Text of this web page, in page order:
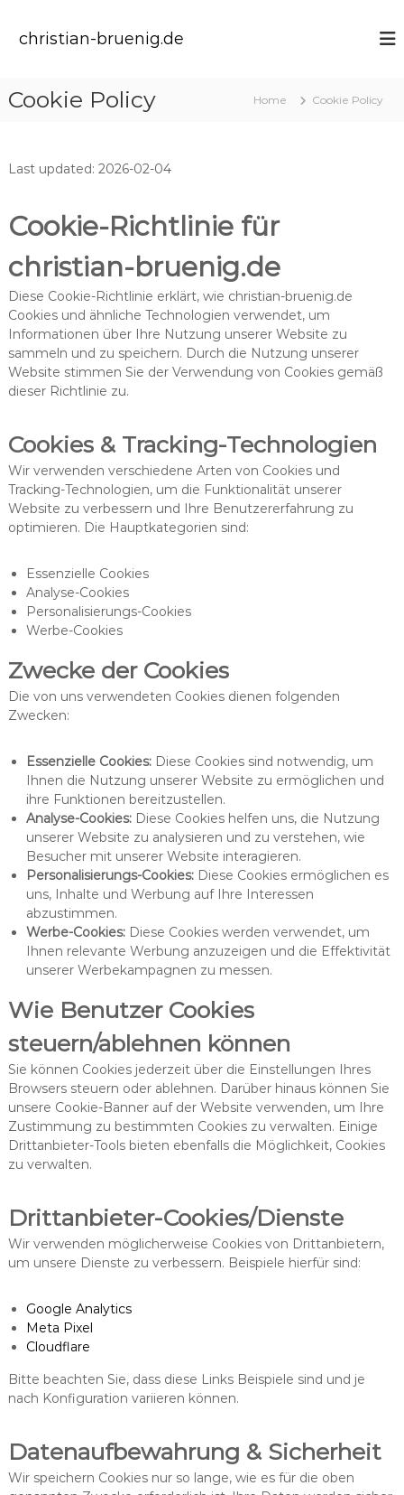
christian-bruenig.de
Cookie Policy Home Cookie Policy
Last updated: 2026-02-04
Cookie-Richtlinie für
christian-bruenig.de
Diese Cookie-Richtlinie erklärt, wie christian-bruenig.de
Cookies und ähnliche Technologien verwendet, um
Informationen über Ihre Nutzung unserer Website zu
sammeln und zu speichern. Durch die Nutzung unserer
Website stimmen Sie der Verwendung von Cookies gemäß
dieser Richtlinie zu.
Cookies & Tracking-Technologien
Wir verwenden verschiedene Arten von Cookies und
Tracking-Technologien, um die Funktionalität unserer
Website zu verbessern und Ihre Benutzererfahrung zu
optimieren. Die Hauptkategorien sind:
Essenzielle Cookies
Analyse-Cookies
Personalisierungs-Cookies
Werbe-Cookies
Zwecke der Cookies
Die von uns verwendeten Cookies dienen folgenden
Zwecken:
Essenzielle Cookies:Diese Cookies sind notwendig, um
Ihnen die Nutzung unserer Website zu ermöglichen und
ihre Funktionen bereitzustellen.
Analyse-Cookies:Diese Cookies helfen uns, die Nutzung
unserer Website zu analysieren und zu verstehen, wie
Besucher mit unserer Website interagieren.
Personalisierungs-Cookies:Diese Cookies ermöglichen es
uns, Inhalte und Werbung auf Ihre Interessen
abzustimmen.
Werbe-Cookies:Diese Cookies werden verwendet, um
Ihnen relevante Werbung anzuzeigen und die Effektivität
unserer Werbekampagnen zu messen.
Wie Benutzer Cookies
steuern/ablehnen können
Sie können Cookies jederzeit über die Einstellungen Ihres
Browsers steuern oder ablehnen. Darüber hinaus können Sie
unsere Cookie-Banner auf der Website verwenden, um Ihre
Zustimmung zu bestimmten Cookies zu verwalten. Einige
Drittanbieter-Tools bieten ebenfalls die Möglichkeit, Cookies
zu verwalten.
Drittanbieter-Cookies/Dienste
Wir verwenden möglicherweise Cookies von Drittanbietern,
um unsere Dienste zu verbessern. Beispiele hierfür sind:
Google Analytics
Meta Pixel
Cloudflare
Bitte beachten Sie, dass diese Links Beispiele sind und je
nach Konfiguration variieren können.
Datenaufbewahrung & Sicherheit
Wir speichern Cookies nur so lange, wie es für die oben